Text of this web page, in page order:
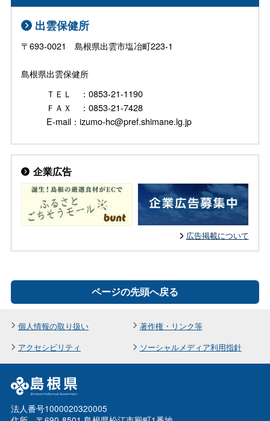
出雲保健所
〒693-0021 島根県出雲市塩冶町223-1
島根県出雲保健所
ＴＥＬ ：0853-21-1190
ＦＡＸ ：0853-21-7428
E-mail：izumo-hc@pref.shimane.lg.jp
企業広告
広告掲載について
ページの先頭へ戻る
個人情報の取り扱い
著作権・リンク等
アクセシビリティ
ソーシャルメディア利用指針
法人番号1000020320005